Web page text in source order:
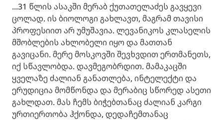
...31 წლის ასაკში მერაბ ქუთათელაძეს გავყევი
ცოლად. ის ბიოლოგი გახლავთ, მაგრამ თავისი
პროფესიით არ უმუშავია. ლევანიკოს კლასელის
მშობლების ახლობელი იყო და მათთან
გავიცანი. მერე მოსკოვში შევხვდით ერთმანეთს,
იქ სწავლობდა. დავმეგობრდით. მამაკაცში
ყველაზე ძალიან განათლება, ინტელექტი და
ერუდიცია მომწონდა და მერაბიც სწორედ ასეთი
გახლდათ. მას ჩემს ბიჭებთანაც ძალიან კარგი
ურთიერთობა ჰქონდა, დედაჩემთანაც